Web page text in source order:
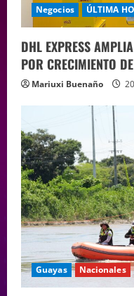
Negocios ÚLTIMA
DHL EXPRESS
POR CRECIMIENTO
Mariuxi Buenaño
Guayas Nacionales